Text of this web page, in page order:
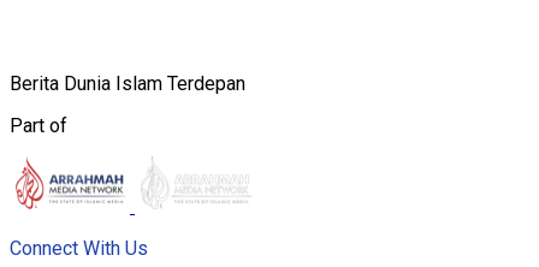
Berita Dunia Islam Terdepan
Part of
Connect With Us